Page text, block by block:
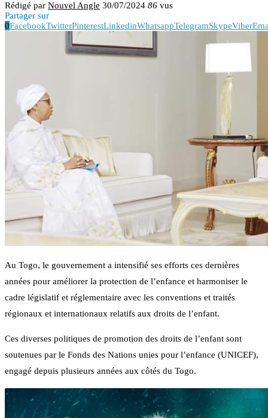
Rédigé par Nouvel Angle 30/07/2024 86 vus
Partager sur
0FacebookTwitterPinterestLinkedinWhatsappTelegramSkypeViber
Au Togo, le gouvernement a intensifié ses efforts ces dernières
années pour améliorer la protection de l’enfance et harmoniser le
cadre législatif et réglementaire avec les conventions et traités
régionaux et internationaux relatifs aux droits de l’enfant.
Ces diverses politiques de promotion des droits de l’enfant sont
soutenues par le Fonds des Nations unies pour l’enfance (UNICEF),
engagé depuis plusieurs années aux côtés du Togo.